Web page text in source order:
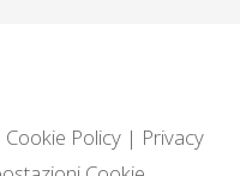
Cookie Policy| Privacy